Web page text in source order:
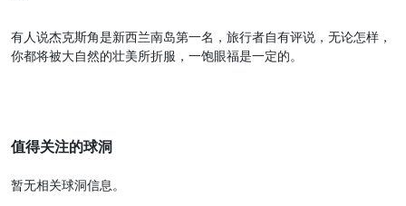
有人说杰克斯角是新西兰南岛第一名，旅行者自有评说，无论怎样，
你都将被大自然的壮美所折服，一饱眼福是一定的。
值得关注的球洞
暂无相关球洞信息。